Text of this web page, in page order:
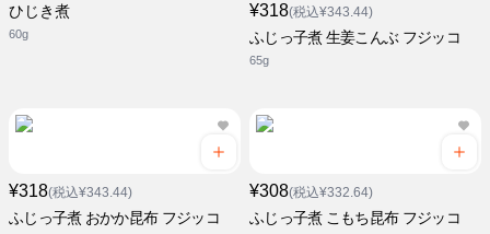
ひじき煮
60g
¥318(税込¥343.44)
ふじっ子煮 生姜こんぶ フジッコ
65g
¥318(税込¥343.44)
ふじっ子煮 おかか昆布 フジッコ
¥308(税込¥332.64)
ふじっ子煮 こもち昆布 フジッコ